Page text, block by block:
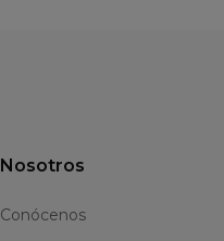
Nosotros
Conócenos